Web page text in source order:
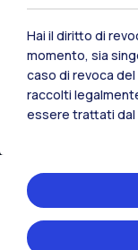
Hai il diritto di
momento, sia
caso di revoca
raccolti
essere trattati dal